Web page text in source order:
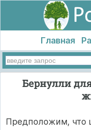
Главная
Бернулли
Предположим, что